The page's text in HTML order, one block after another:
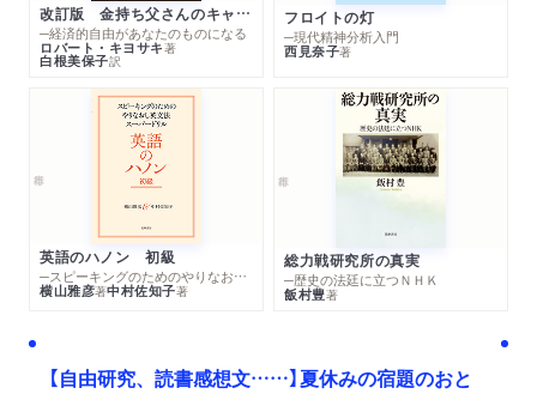
改訂版 金持ち父さんのキャッシュフロー・クワドラント
─経済的自由があなたのものになる
ロバート・キヨサキ著
白根美保子訳
フロイトの灯
─現代精神分析入門
西見奈子著
英語のハノン 初級
─スピーキングのためのやりなおし英文法スーパードリル
横山雅彦著中村佐知子著
総力戦研究所の真実
─歴史の法廷に立つＮＨＫ
飯村豊著
【自由研究、読書感想文……】夏休みの宿題のおと